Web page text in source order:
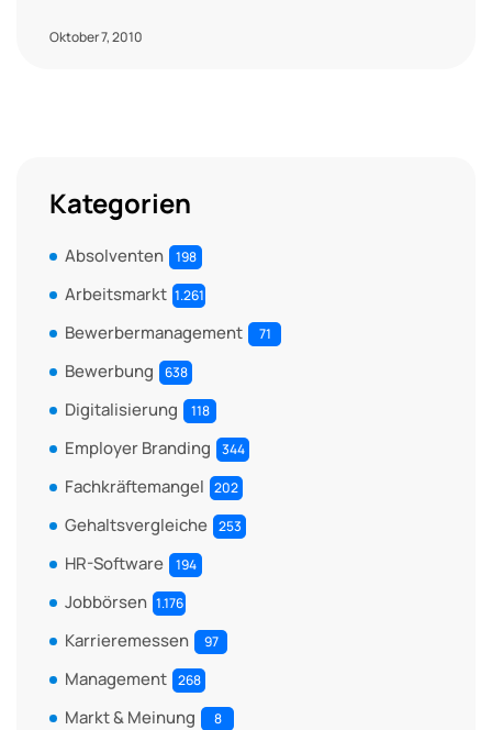
Oktober 7, 2010
Kategorien
Absolventen 198
Arbeitsmarkt 1.261
Bewerbermanagement 71
Bewerbung 638
Digitalisierung 118
Employer Branding 344
Fachkräftemangel 202
Gehaltsvergleiche 253
HR-Software 194
Jobbörsen 1.176
Karrieremessen 97
Management 268
Markt & Meinung 8